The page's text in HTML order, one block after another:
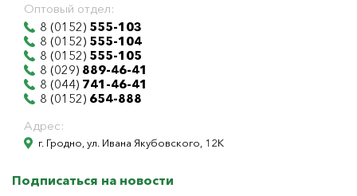
Оптовый отдел:
8 (0152) 555-103
8 (0152) 555-104
8 (0152) 555-105
8 (029) 889-46-41
8 (044) 741-46-41
8 (0152) 654-888
Адрес:
г. Гродно, ул. Ивана Якубовского, 12К
Подписаться на новости